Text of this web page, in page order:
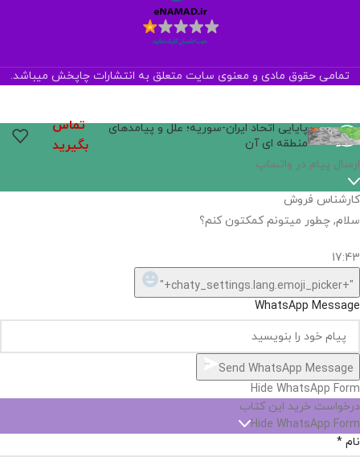
تمامی حقوق مادی و معنوی سایت متعلق به انتشارات چاپخش میباشد.
پایایی اتحاد ایران-سوریه؛ علل و پیامدهای
منطقه‌ ای آن
تماس
بگیرید
ارسال پیام در واتساپ
کارشناس فروش
سلام, چطور میتونم کمکتون کنم؟
17:43
"+chaty_settings.lang.emoji_picker+"
WhatsApp Message
Send WhatsApp Message
Hide WhatsApp Form
درخواست خرید این کتاب
Hide WhatsApp Form
نام *